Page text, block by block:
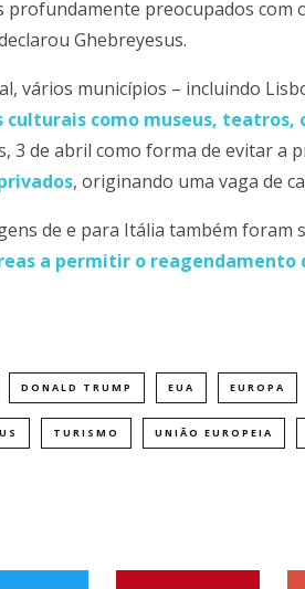
profundamente preocupados com
Ghebreyesus.
vários municípios – incluindo
culturais como museus,
3 de abril como forma de evitar a
, originando uma vaga de
de e para Itália também foram
a permitir o reagendamento
DONALD TRUMP EUA EUROPA
TURISMO UNIÃO EUROPEIA